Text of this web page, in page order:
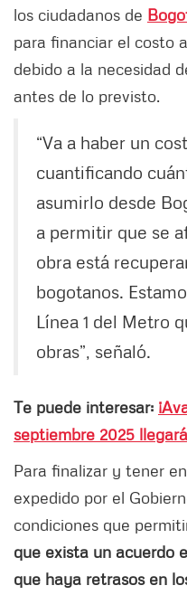
los ciudadanos de
para financiar el costo
debido a la necesidad
antes de lo previsto.
“Va a haber un
cuantificando
asumirlo desde
a permitir que se
obra está
bogotanos.
Línea 1 del Metro
obras”, señaló.
Te puede interesar:
septiembre 2025
Para finalizar y tener
expedido por el
condiciones que
que exista un acuerdo
que haya retrasos en